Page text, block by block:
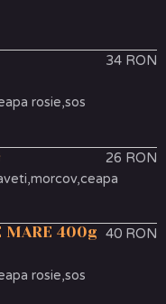
34 RON
rosie,sos
26 RON
MARE 400g 40 RON
rosie,sos